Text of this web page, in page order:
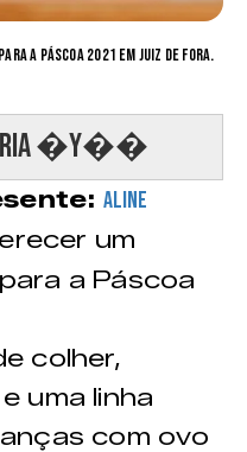
a Páscoa 2021 em Juiz de Fora.
�Y��
Aline
um
a Páscoa
colher,
uma linha
com ovo